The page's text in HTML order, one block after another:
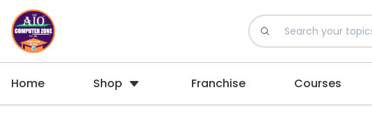
Home Shop Franchise Courses